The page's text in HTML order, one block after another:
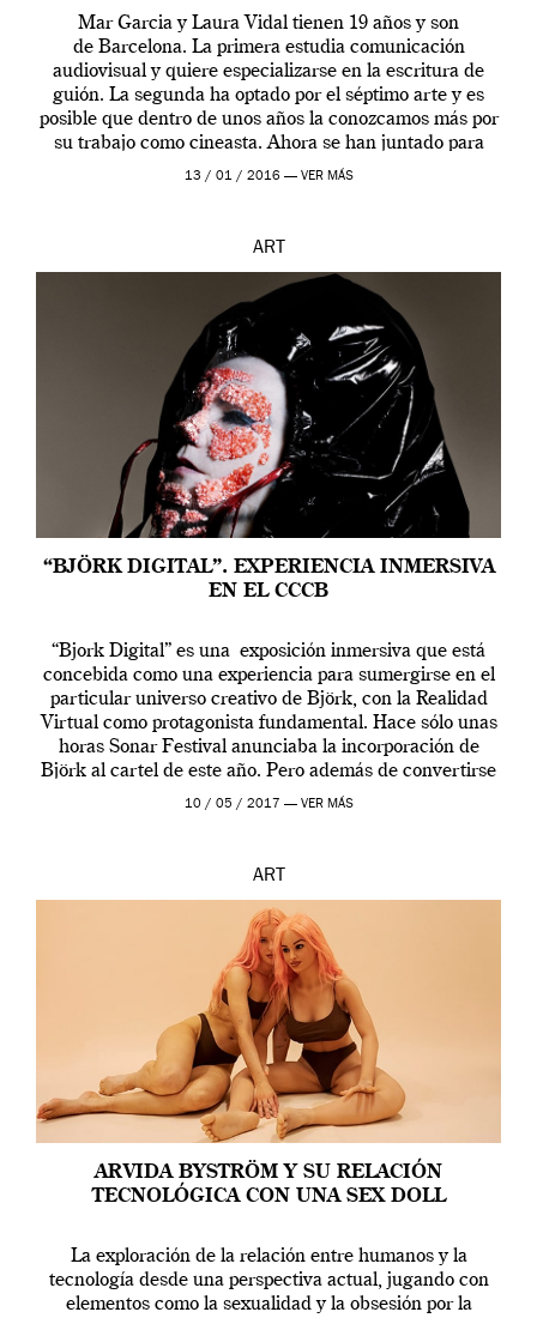
Mar Garcia y Laura Vidal tienen 19 años y son
de Barcelona. La primera estudia comunicación
audiovisual y quiere especializarse en la escritura de
guión. La segunda ha optado por el séptimo arte y es
posible que dentro de unos años la conozcamos más por
su trabajo como cineasta. Ahora se han juntado para
contarnos una […]
13 / 01 / 2016 — VER MÁS
ART
“BJÖRK DIGITAL”. EXPERIENCIA INMERSIVA
EN EL CCCB
“Bjork Digital” es una exposición inmersiva que está
concebida como una experiencia para sumergirse en el
particular universo creativo de Björk, con la Realidad
Virtual como protagonista fundamental. Hace sólo unas
horas Sonar Festival anunciaba la incorporación de
Björk al cartel de este año. Pero además de convertirse
en una de las actuaciones más relevantes […]
10 / 05 / 2017 — VER MÁS
ART
ARVIDA BYSTRÖM Y SU RELACIÓN
TECNOLÓGICA CON UNA SEX DOLL
La exploración de la relación entre humanos y la
tecnología desde una perspectiva actual, jugando con
elementos como la sexualidad y la obsesión por la